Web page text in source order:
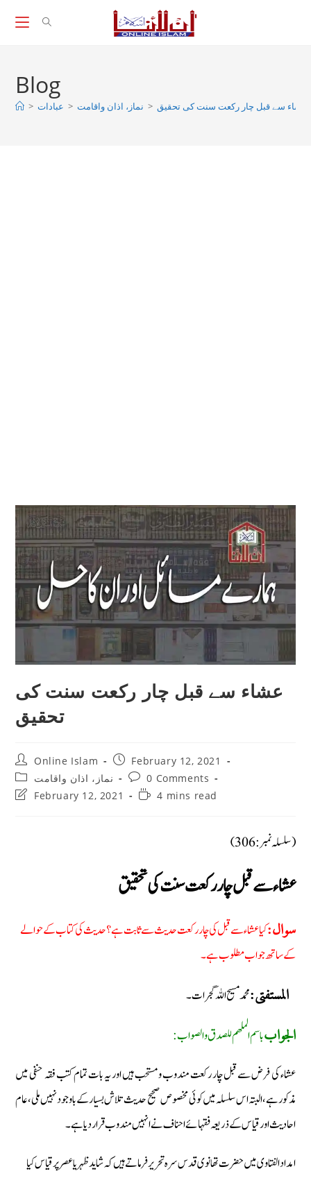
Blog
> عبادات > نماز، اذان واقامت > عشاء سے قبل چار رکعت سنت کی تحقیق
عشاء سے قبل چار رکعت سنت کی
تحقیق
Post
author:
Online Islam
Post
published:
February 12, 2021
Post
category:
نماز، اذان واقامت
Post
comments:
0 Comments
PostFebruary 12, 2021
Reading4 mins read
(سلسلہ نمبر: 306)
عشاء سے قبل چار رکعت سنت کی تحقیق
سوال:کیا عشاء سے قبل کی چار رکعت حدیث سے ثابت ہے؟ حديث کی کتاب کے حوالے
کے ساتھ جواب مطلوب ہے۔
المستفتی:محمد مسیح اللہ گجرات۔
الجوابباسم الملھم للصدق والصواب:
عشاء کی فرض سے قبل چار رکعت مندوب ومستحب ہیں اور یہ بات تمام کتب فقہ حنفی میں
مذکور ہے، البتہ اس سلسلہ میں کوئی مخصوص صحیح حدیث تلاش بسیار کے باوجود نہیں ملی، عام
احادیث اور قیاس کے ذریعہ فقہائے احناف نے انہیں مندوب قرار دیا ہے۔
امداد الفتاوی میں حضرت تھانوی قدس سرہ تحریر فرماتے ہیں کہ شاید ظہر یا عصر پر قیاس کیا